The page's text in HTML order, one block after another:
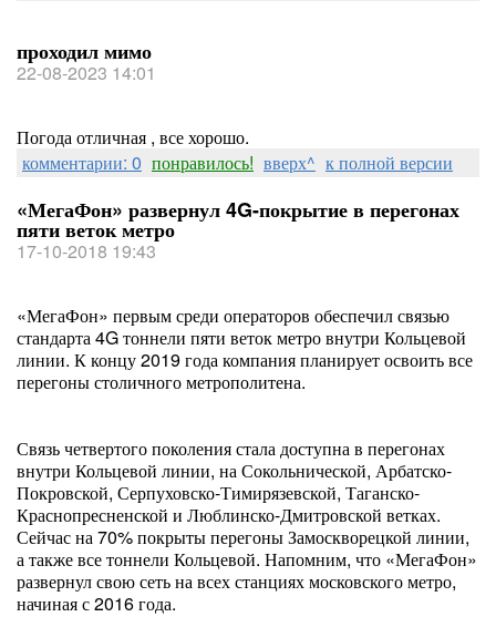
проходил мимо
22-08-2023 14:01
Погода отличная , все хорошо.
комментарии: 0 понравилось! вверх^ к полной версии
«МегаФон» развернул 4G-покрытие в перегонах
пяти веток метро
17-10-2018 19:43
«МегаФон» первым среди операторов обеспечил связью
стандарта 4G тоннели пяти веток метро внутри Кольцевой
линии. К концу 2019 года компания планирует освоить все
перегоны столичного метрополитена.
Связь четвертого поколения стала доступна в перегонах
внутри Кольцевой линии, на Сокольнической, Арбатско-
Покровской, Серпуховско-Тимирязевской, Таганско-
Краснопресненской и Люблинско-Дмитровской ветках.
Сейчас на 70% покрыты перегоны Замоскворецкой линии,
а также все тоннели Кольцевой. Напомним, что «МегаФон»
развернул свою сеть на всех станциях московского метро,
начиная с 2016 года.